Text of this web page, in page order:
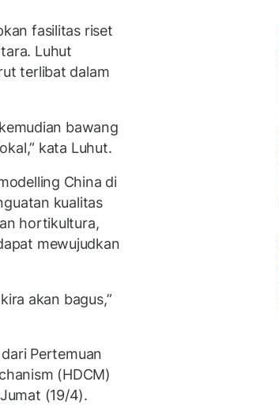
fasilitas riset
Luhut
terlibat dalam
bawang
kata Luhut.
China di
kualitas
hortikultura,
mewujudkan
akan bagus,”
Pertemuan
(HDCM)
(19/4).